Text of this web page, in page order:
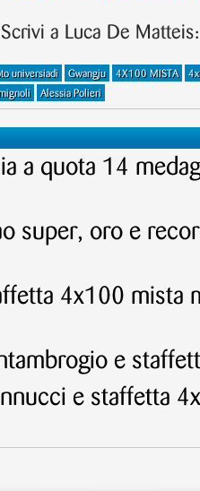
Scrivi a Luca De
universiadi Gwangju 4X100 MISTA
Alessia Polieri
a quota 14
super, oro e
4x100 mista
e
e staffetta